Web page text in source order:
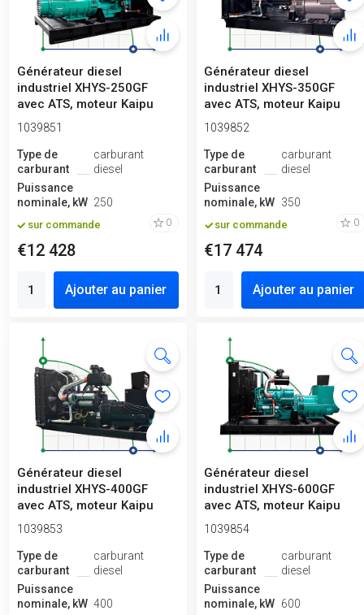
Générateur diesel
industriel XHYS-250GF
avec ATS, moteur Kaipu
250kVA, 250kW,...
1039851
Type de
carburant
carburant
diesel
Puissance
nominale, kW 250
sur commande 0
€12 428
Ajouter au panier
Générateur diesel
industriel XHYS-350GF
avec ATS, moteur Kaipu
400kVA, 350kW,...
1039852
Type de
carburant
carburant
diesel
Puissance
nominale, kW 350
sur commande 0
€17 474
Ajouter au panier
Générateur diesel
industriel XHYS-400GF
avec ATS, moteur Kaipu
450kVA, 400kW,...
1039853
Type de
carburant
carburant
diesel
Puissance
nominale, kW 400
Générateur diesel
industriel XHYS-600GF
avec ATS, moteur Kaipu
700kVA, 600kW,...
1039854
Type de
carburant
carburant
diesel
Puissance
nominale, kW 600